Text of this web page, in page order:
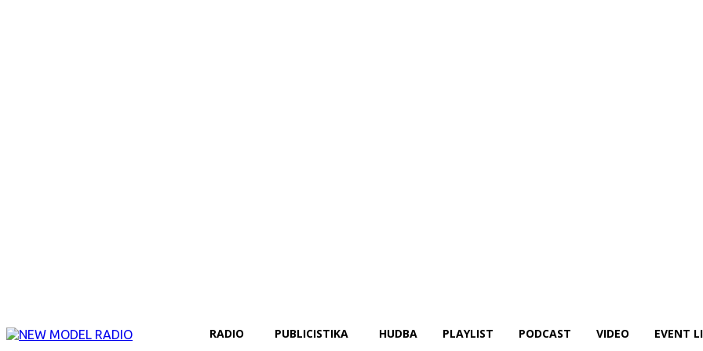
RADIO PUBLICISTIKA HUDBA PLAYLIST PODCAST VIDEO EVENT